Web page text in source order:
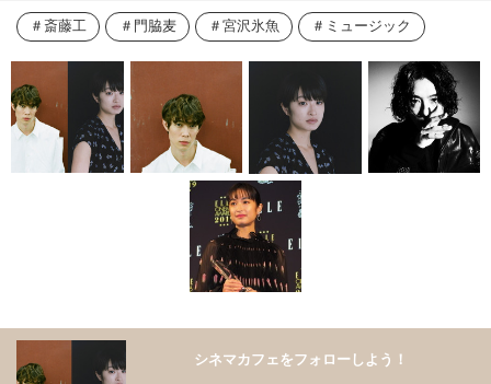
斎藤工 門脇麦 宮沢氷魚 ミュージック
シネマカフェをフォローしよう！